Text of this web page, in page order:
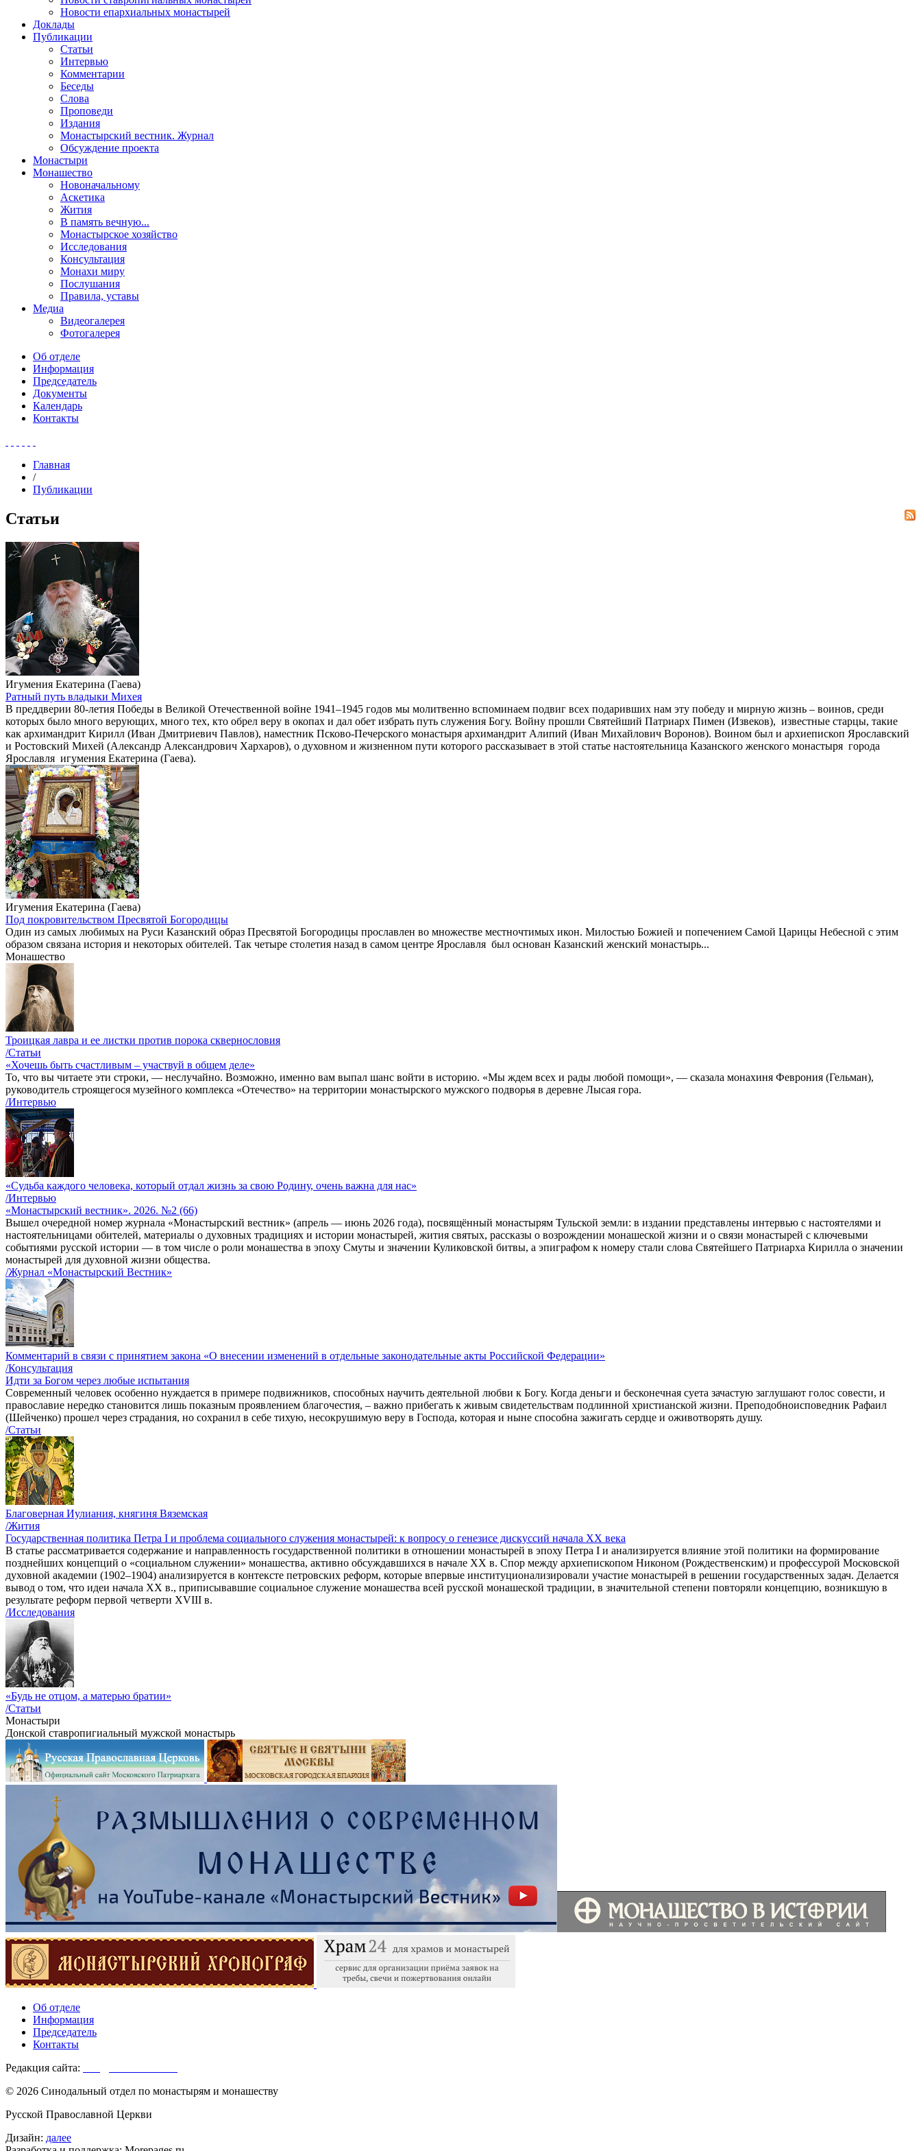
Новости епархиальных монастырей
Доклады
Публикации
Статьи
Интервью
Комментарии
Беседы
Слова
Проповеди
Издания
Монастырский вестник. Журнал
Обсуждение проекта
Монастыри
Монашество
Новоначальному
Аскетика
Жития
В память вечную...
Монастырское хозяйство
Исследования
Консультация
Монахи миру
Послушания
Правила, уставы
Медиа
Видеогалерея
Фотогалерея
Об отделе
Информация
Председатель
Документы
Календарь
Контакты
Главная
/
Публикации
Статьи
Игумения Екатерина (Гаева)
Ратный путь владыки Михея
В преддверии 80-летия Победы в Великой Отечественной войне 1941–1945 годов мы молитвенно вспоминаем подвиг всех подаривших нам эту победу и мирную жизнь – воинов, среди
которых было много верующих, много тех, кто обрел веру в окопах и дал обет избрать путь служения Богу. Войну прошли Святейший Патриарх Пимен (Извеков), известные старцы, такие
как архимандрит Кирилл (Иван Дмитриевич Павлов), наместник Псково-Печерского монастыря архимандрит Алипий (Иван Михайлович Воронов). Воином был и архиепископ Ярославский
и Ростовский Михей (Александр Александрович Хархаров), о духовном и жизненном пути которого рассказывает в этой статье настоятельница Казанского женского монастыря города
Ярославля игумения Екатерина (Гаева).
Игумения Екатерина (Гаева)
Под покровительством Пресвятой Богородицы
Один из самых любимых на Руси Казанский образ Пресвятой Богородицы прославлен во множестве местночтимых икон. Милостью Божией и попечением Самой Царицы Небесной с этим
образом связана история и некоторых обителей. Так четыре столетия назад в самом центре Ярославля был основан Казанский женский монастырь...
Монашество
Троицкая лавра и ее листки против порока сквернословия
/Статьи
«Хочешь быть счастливым – участвуй в общем деле»
То, что вы читаете эти строки, — неслучайно. Возможно, именно вам выпал шанс войти в историю. «Мы ждем всех и рады любой помощи», — сказала монахиня Феврония (Гельман),
руководитель строящегося музейного комплекса «Отечество» на территории монастырского мужского подворья в деревне Лысая гора.
/Интервью
«Судьба каждого человека, который отдал жизнь за свою Родину, очень важна для нас»
/Интервью
«Монастырский вестник». 2026. №2 (66)
Вышел очередной номер журнала «Монастырский вестник» (апрель — июнь 2026 года), посвящённый монастырям Тульской земли: в издании представлены интервью с настоятелями и
настоятельницами обителей, материалы о духовных традициях и истории монастырей, жития святых, рассказы о возрождении монашеской жизни и о связи монастырей с ключевыми
событиями русской истории — в том числе о роли монашества в эпоху Смуты и значении Куликовской битвы, а эпиграфом к номеру стали слова Святейшего Патриарха Кирилла о значении
монастырей для духовной жизни общества.
/Журнал «Монастырский Вестник»
Комментарий в связи с принятием закона «О внесении изменений в отдельные законодательные акты Российской Федерации»
/Консультация
Идти за Богом через любые испытания
Современный человек особенно нуждается в примере подвижников, способных научить деятельной любви к Богу. Когда деньги и бесконечная суета зачастую заглушают голос совести, и
православие нередко становится лишь показным проявлением благочестия, – важно прибегать к живым свидетельствам подлинной христианской жизни. Преподобноисповедник Рафаил
(Шейченко) прошел через страдания, но сохранил в себе тихую, несокрушимую веру в Господа, которая и ныне способна зажигать сердце и оживотворять душу.
/Статьи
Благоверная Иулиания, княгиня Вяземская
/Жития
Государственная политика Петра I и проблема социального служения монастырей: к вопросу о генезисе дискуссий начала ХХ века
В статье рассматривается содержание и направленность государственной политики в отношении монастырей в эпоху Петра I и анализируется влияние этой политики на формирование
позднейших концепций о «социальном служении» монашества, активно обсуждавшихся в начале XX в. Спор между архиепископом Никоном (Рождественским) и профессурой Московской
духовной академии (1902–1904) анализируется в контексте петровских реформ, которые впервые институционализировали участие монастырей в решении государственных задач. Делается
вывод о том, что идеи начала ХХ в., приписывавшие социальное служение монашества всей русской монашеской традиции, в значительной степени повторяли концепцию, возникшую в
результате реформ первой четверти XVIII в.
/Исследования
«Будь не отцом, а матерью братии»
/Статьи
Монастыри
Донской ставропигиальный мужской монастырь
Об отделе
Информация
Председатель
Контакты
Редакция сайта:
© 2026 Синодальный отдел по монастырям и монашеству
Русской Православной Церкви
Дизайн: далее